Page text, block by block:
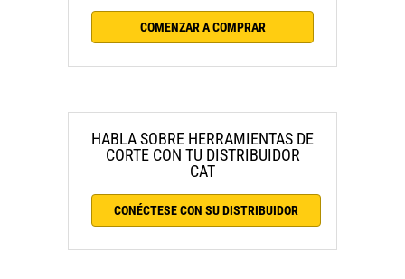
COMENZAR A COMPRAR
HABLA SOBRE HERRAMIENTAS DE
CORTE CON TU DISTRIBUIDOR
CAT
CONÉCTESE CON SU DISTRIBUIDOR